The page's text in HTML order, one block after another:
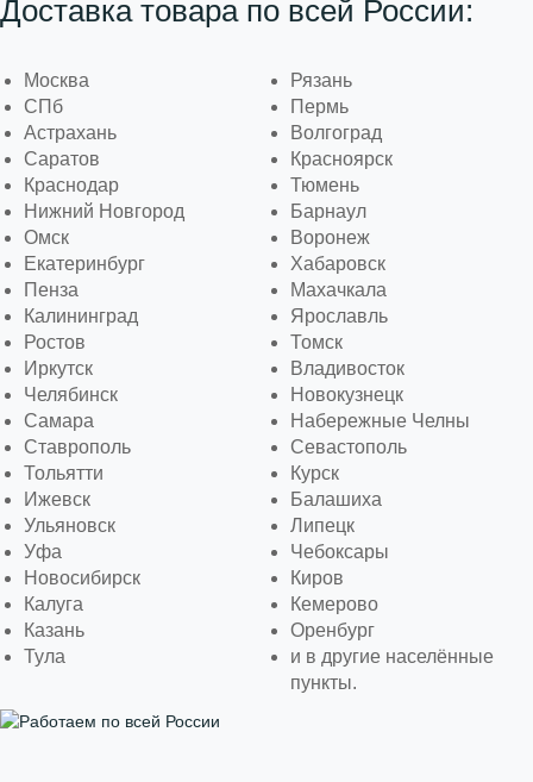
Доставка товара по всей России:
Москва
СПб
Астрахань
Саратов
Краснодар
Нижний Новгород
Омск
Екатеринбург
Пенза
Калининград
Ростов
Иркутск
Челябинск
Самара
Ставрополь
Тольятти
Ижевск
Ульяновск
Уфа
Новосибирск
Калуга
Казань
Тула
Рязань
Пермь
Волгоград
Красноярск
Тюмень
Барнаул
Воронеж
Хабаровск
Махачкала
Ярославль
Томск
Владивосток
Новокузнецк
Набережные Челны
Севастополь
Курск
Балашиха
Липецк
Чебоксары
Киров
Кемерово
Оренбург
и в другие населённые
пункты.